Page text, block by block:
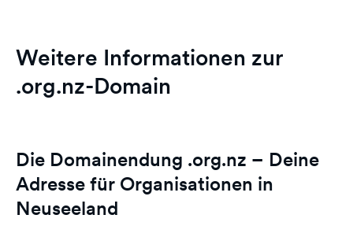
Weitere Informationen zur
.org.nz-Domain
Die Domainendung .org.nz – Deine
Adresse für Organisationen in
Neuseeland